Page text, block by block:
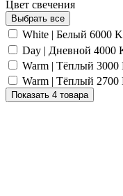
Цвет свечения
Выбрать все
White | Белый 6000 K
Day | Дневной 4000
Warm | Тёплый 3000
Warm | Тёплый 2700
Показать 4 товара